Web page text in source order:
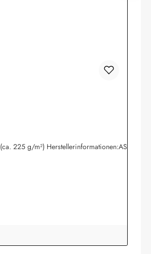
225 g/m²) Herstellerinformationen:AS